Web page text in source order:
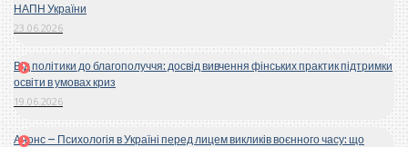
НАПН України
23.06.2026
Від політики до благополуччя: досвід вивчення фінських практик підтримки
освіти в умовах криз
19.06.2026
Анонс – Психологія в Україні перед лицем викликів воєнного часу: що